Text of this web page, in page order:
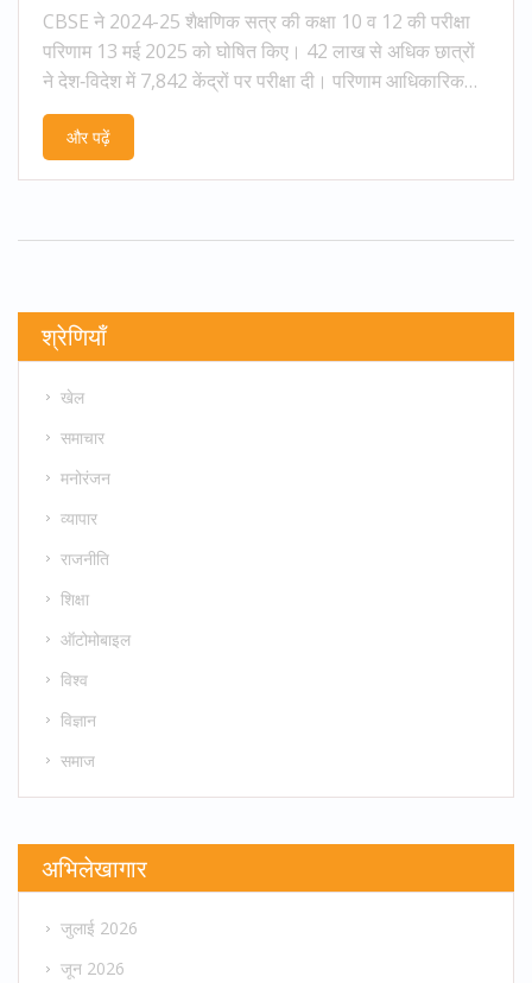
CBSE ने 2024-25 शैक्षणिक सत्र की कक्षा 10 व 12 की परीक्षा
परिणाम 13 मई 2025 को घोषित किए। 42 लाख से अधिक छात्रों
ने देश‑विदेश में 7,842 केंद्रों पर परीक्षा दी। परिणाम आधिकारिक
वेबसाइटों, DigiLocker और UMANG ऐप पर उपलब्ध। बोर्ड ने
झूठी तिथियों वाला फ़ेक संदेश भी खारिज किया।
और पढ़ें
श्रेणियाँ
खेल
समाचार
मनोरंजन
व्यापार
राजनीति
शिक्षा
ऑटोमोबाइल
विश्व
विज्ञान
समाज
अभिलेखागार
जुलाई 2026
जून 2026